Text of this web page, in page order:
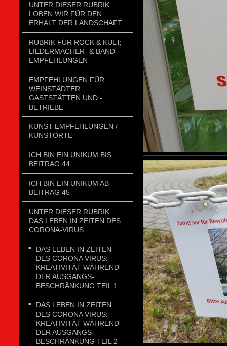
UNTER DIESER RUBRIK
LOBEN WIR FÜR DEN
ERHALT DER LANDSCHAFT
RUBRIK FÜR ROCK & KULT;
LIEDERMACHER- & BAND-
EMPFEHLUNGEN
EMPFEHLUNGEN FÜR
WEINSTÄDTER
GASTSTÄTTEN UND -
BETRIEBE
KUNST-EMPFEHLUNGEN /
KUNSTORTE
ICH BIN EIN UNIKUM BIS
BEITRAG 44
ICH BIN EIN UNIKUM AB
BEITRAG 45
UNTER DIESER RUBRIK:
DAS LEBEN IN ZEITEN DES
CORONA-VIRUS
DAS LEBEN IN ZEITEN
DES CORONA VIRUS:
KREATIVITÄT WÄHREND
DER AUSGANGS-
BESCHRÄNKUNG TEIL 1
DAS LEBEN IN ZEITEN
DES CORONA VIRUS:
KREATIVITÄT WÄHREND
DER AUSGANGS-
BESCHRÄNKUNG TEIL 2